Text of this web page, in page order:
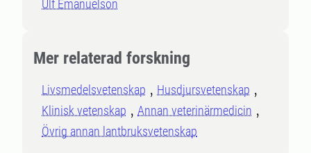
Ulf Emanuelson
Mer relaterad forskning
Livsmedelsvetenskap
Husdjursvetenskap
Klinisk vetenskap
Annan veterinärmedicin
Övrig annan lantbruksvetenskap